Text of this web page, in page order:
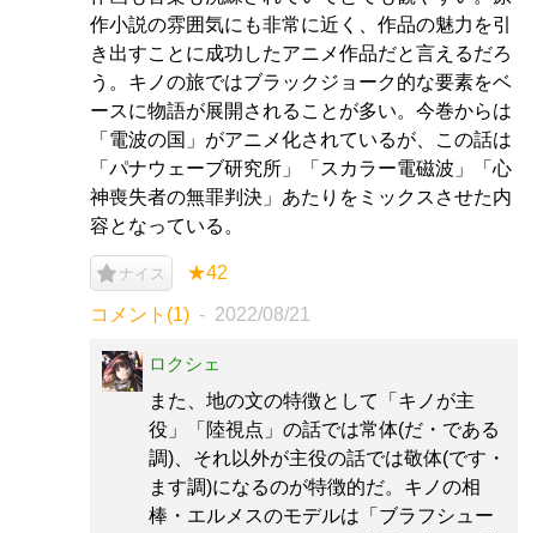
作小説の雰囲気にも非常に近く、作品の魅力を引
き出すことに成功したアニメ作品だと言えるだろ
う。キノの旅ではブラックジョーク的な要素をベ
ースに物語が展開されることが多い。今巻からは
「電波の国」がアニメ化されているが、この話は
「パナウェーブ研究所」「スカラー電磁波」「心
神喪失者の無罪判決」あたりをミックスさせた内
容となっている。
ナイス ★42
コメント(1) 2022/08/21
ロクシェ
また、地の文の特徴として「キノが主
役」「陸視点」の話では常体(だ・である
調)、それ以外が主役の話では敬体(です・
ます調)になるのが特徴的だ。キノの相
棒・エルメスのモデルは「ブラフシュー